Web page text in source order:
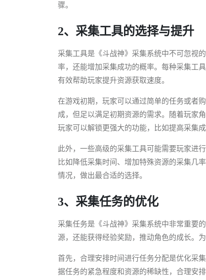
骤。
2、采集工具的选择与提升
采集工具是《斗战神》采集系统中不可忽视
率，还能增加采集成功的概率。每种采集工
有效帮助玩家提升资源获取速度。
在游戏初期，玩家可以通过简单的任务或者
成，但足以满足初期资源的需求。随着玩家
玩家可以解锁更强大的功能，比如提高采集
此外，一些高级的采集工具可能需要玩家进
比如降低采集时间、增加特殊资源的采集几
情况，做出最合适的选择。
3、采集任务的优化
采集任务是《斗战神》采集系统中非常重要
源，还能获得经验奖励，推动角色的成长。
首先，合理安排时间进行任务分配是优化采
据任务的紧急程度和资源的稀缺性，合理安